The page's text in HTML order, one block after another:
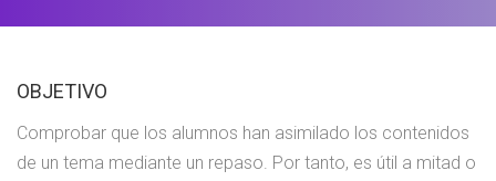
OBJETIVO
Comprobar que los alumnos han asimilado los contenidos
de un tema mediante un repaso. Por tanto, es útil a mitad o